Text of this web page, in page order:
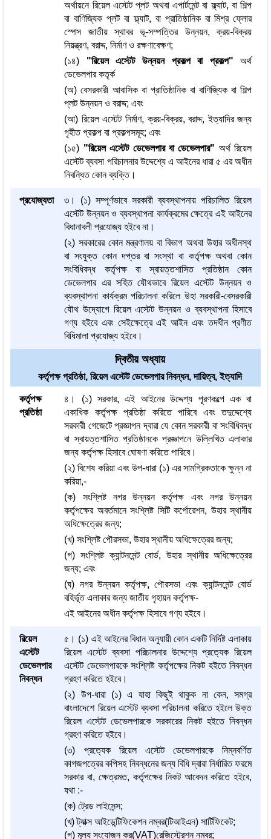
অর্থায়নে রিয়েল এস্টেট প্লট অথবা এপার্টমেন্ট বা ফ্ল্যাট, বা শিল্প
বা বাণিজ্যিক প্লট বা ফ্ল্যাট, বা প্রাতিষ্ঠানিক বা মিশ্র ফ্লোর
স্পেস জাতীয় স্থাবর ভূ-সম্পত্তির উন্নয়ন, ক্রয়-বিক্রয়
নিয়ন্ত্রণ, বরাদ্দ, নির্মাণ ও রক্ষণাবেক্ষণ;
(১৪) "রিয়েল এস্টেট উন্নয়ন প্রকল্প বা প্রকল্প" অর্থ
ডেভেলপার কতৃর্ক
(অ) বেসরকারী আবাসিক বা প্রাতিষ্ঠানিক বা বাণিজ্যিক বা শিল্প
প্লট উন্নয়ন ও বরাদ্দ; এবং
(আ) রিয়েল এস্টেট নির্মাণ, ক্রয়-বিক্রয়, বরাদ্দ, ইত্যাদির জন্য
গৃহীত প্রকল্প বা প্রকল্পসমূহ; এবং
(১৫) "রিয়েল এস্টেট ডেভেলপার বা ডেভেলপার" অর্থ রিয়েল
এস্টেট ব্যবসা পরিচালনার উদ্দেশ্যে এ আইনের ধারা ৫ এর অধীন
নিবন্ধিত কোন ব্যক্তি।
প্রযোজ্যতা
৩। (১) সম্পূর্ণভাবে সরকারী ব্যবস্থাপনায় পরিচালিত রিয়েল
এস্টেট উন্নয়ন ও ব্যবস্থাপনা কার্যক্রমের ক্ষেত্রে এই আইনের
বিধানাবলী প্রযোজ্য হইবে না।
(২) সরকারের কোন মন্ত্রণালয় বা বিভাগ অথবা উহার অধীনস্থ
বা সংযুক্ত কোন দপ্তর বা সংস্থা বা কর্তৃপক্ষ অথবা কোন
সংবিধিবদ্ধ কর্তৃপক্ষ বা স্বায়ত্তশাসিত প্রতিষ্ঠান কোন
ডেভেলপার এর সহিত যৌথভাবে রিয়েল এস্টেট উন্নয়ন ও
ব্যবস্থাপনা কার্যক্রম পরিচালনা করিলে উহা সরকারী-বেসরকারী
যৌথ উদ্যোগে রিয়েল এস্টেট উন্নয়ন ও ব্যবস্থাপনা হিসাবে
গণ্য হইবে এবং সেইক্ষেত্রে এই আইন এবং তদধীন প্রণীত
বিধিমালা প্রযোজ্য হইবে।
দ্বিতীয় অধ্যায়
কর্তৃপক্ষ প্রতিষ্ঠা, রিয়েল এস্টেট ডেভেলপার নিবন্ধন, দায়িত্ব, ইত্যাদি
কর্তৃপক্ষ
প্রতিষ্ঠা
৪। (১) সরকার, এই আইনের উদ্দেশ্য পূরণকল্পে এক বা
একাধিক কর্তৃপক্ষ প্রতিষ্ঠা করিতে পারিবে এবং তদুদ্দেশ্যে
সরকারী গেজেটে প্রজ্ঞাপন দ্বারা যে কোন সরকারী বা সংবিধিবদ্ধ
বা স্বায়ত্তশাসিত প্রতিষ্ঠানকে প্রজ্ঞাপনে উল্লিখিত এলাকার
জন্য কর্তৃপক্ষ হিসাবে ঘোষণা করিতে পারিবে।
(২) বিশেষ করিয়া এবং উপ-ধারা (১) এর সামগ্রিকতাকে ক্ষুন্ন না
করিয়া,-
(ক) সংশ্লিষ্ট নগর উন্নয়ন কর্তৃপক্ষ এবং নগর উন্নয়ন
কর্তৃপক্ষের অবর্তমানে সংশ্লিষ্ট সিটি কর্পোরেশন, উহার স্থানীয়
অধিক্ষেত্রের জন্য;
(খ) সংশ্লিষ্ট পৌরসভা, উহার স্থানীয় অধিক্ষেত্রের জন্য;
(গ) সংশ্লিষ্ট ক্যান্টনমেন্ট বোর্ড, উহার স্থানীয় অধিক্ষেত্রের
জন্য; এবং
(ঘ) নগর উন্নয়ন কর্তৃপক্ষ, পৌরসভা এবং ক্যান্টনমেন্ট বোর্ড
বহির্ভূত এলাকার জন্য জাতীয় গৃহায়ন কর্তৃপক্ষ-
এই আইনের অধীন কর্তৃপক্ষ হিসাবে গণ্য হইবে।
রিয়েল
এস্টেট
ডেভেলপার
নিবন্ধন
৫। (১) এই আইনের বিধান অনুযায়ী কোন একটি নির্দিষ্ট এলাকায়
রিয়েল এস্টেট ব্যবসা পরিচালনার উদ্দেশ্যে প্রত্যেক রিয়েল
এস্টেট ডেভেলপারকে সংশ্লিষ্ট কর্তৃপক্ষের নিকট হইতে নিবন্ধন
গ্রহণ করিতে হইবে।
(২) উপ-ধারা (১) এ যাহা কিছুই থাকুক না কেন, সমগ্র
বাংলাদেশে রিয়েল এস্টেট ব্যবসা পরিচালনা করিতে হইলে উক্ত
রিয়েল এস্টেট ডেভেলপারকে সরকারের নিকট হইতে নিবন্ধন
গ্রহণ করিতে হইবে।
(৩) প্রত্যেক রিয়েল এস্টেট ডেভেলপারকে নিম্নবর্ণিত
কাগজপত্রের কপিসহ নিবন্ধনের জন্য বিধি দ্বারা নির্ধারিত ফরমে
সরকার বা, ক্ষেত্রমত, কর্তৃপক্ষের নিকট আবেদন করিতে হইবে,
যথা :-
(ক) ট্রেড লাইসেন্স;
(খ) ট্যাক্স আইডেন্টিফিকেশন নম্বর(টিআইএন) সার্টিফিকেট;
(গ) মূল্য সংযোজন কর(VAT)রেজিস্ট্রেশন নম্বর;